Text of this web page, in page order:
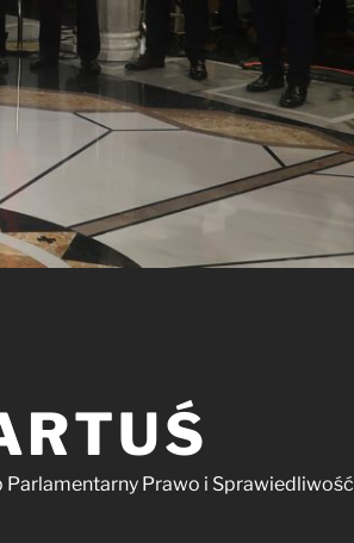
Prawo i Sprawiedliwość